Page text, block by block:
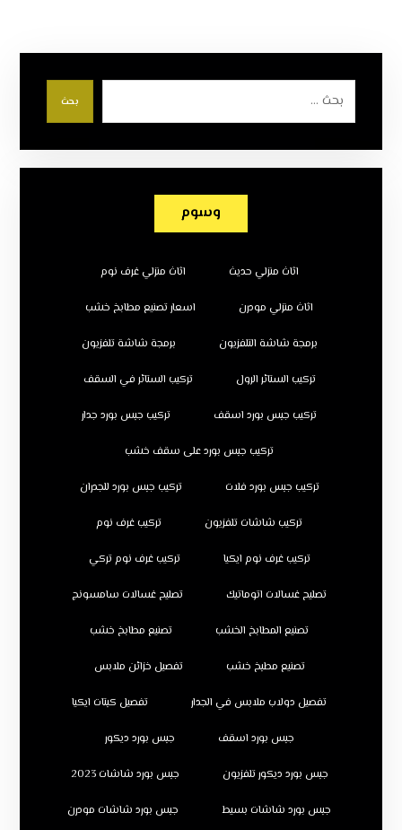
بحث
وسوم
اثاث منزلي حديث اثاث منزلي غرف نوم
اثاث منزلي مودرن اسعار تصنيع مطابخ خشب
برمجة شاشة التلفزيون برمجة شاشة تلفزيون
تركيب الستائر الرول تركيب الستائر في السقف
تركيب جبس بورد اسقف تركيب جبس بورد جدار
تركيب جبس بورد على سقف خشب
تركيب جبس بورد فلات تركيب جبس بورد للجدران
تركيب شاشات تلفزيون تركيب غرف نوم
تركيب غرف نوم ايكيا تركيب غرف نوم تركي
تصليح غسالات اتوماتيك تصليح غسالات سامسونج
تصنيع المطابخ الخشب تصنيع مطابخ خشب
تصنيع مطبخ خشب تفصيل خزائن ملابس
تفصيل دولاب ملابس في الجدار تفصيل كبتات ايكيا
جبس بورد اسقف جبس بورد ديكور
جبس بورد ديكور تلفزيون جبس بورد شاشات 2023
جبس بورد شاشات بسيط جبس بورد شاشات مودرن